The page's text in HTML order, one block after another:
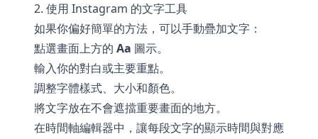
2. 使用 Instagram 的文字工具
如果你偏好簡單的方法，可以手動疊加文字：
點選畫面上方的 Aa 圖示。
輸入你的對白或主要重點。
調整字體樣式、大小和顏色。
將文字放在不會遮擋重要畫面的地方。
在時間軸編輯器中，讓每段文字的顯示時間與對應